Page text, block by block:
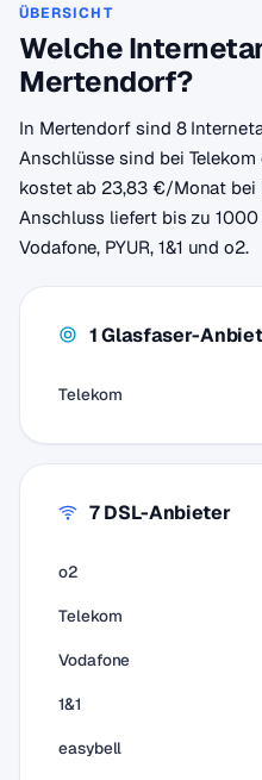
ÜBERSICHT
Welche
Mertendorf?
In Mertendorf sind 8
Anschlüsse sind bei
kostet ab 23,83 €/Monat bei
Anschluss liefert bis zu 1000
Vodafone, PYUR, 1&1 und o2.
1 Glasfaser-
Telekom
7 DSL-Anbieter
o2
Telekom
Vodafone
1&1
easybell